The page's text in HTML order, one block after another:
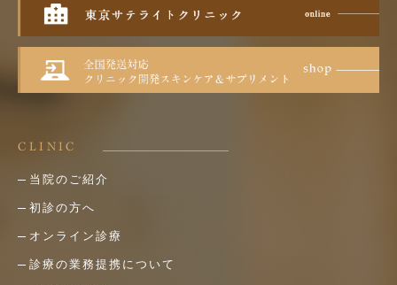
CLINIC
当院のご紹介
初診の方へ
オンライン診療
診療の業務提携について